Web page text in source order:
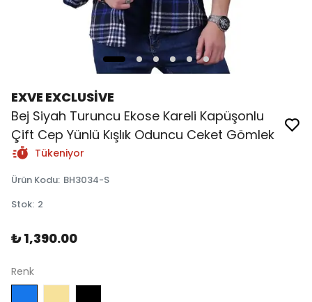
EXVE EXCLUSİVE
Bej Siyah Turuncu Ekose Kareli Kapüşonlu
Çift Cep Yünlü Kışlık Oduncu Ceket Gömlek
Tükeniyor
Ürün Kodu: BH3034-S
Stok: 2
₺ 1,390.00
Renk